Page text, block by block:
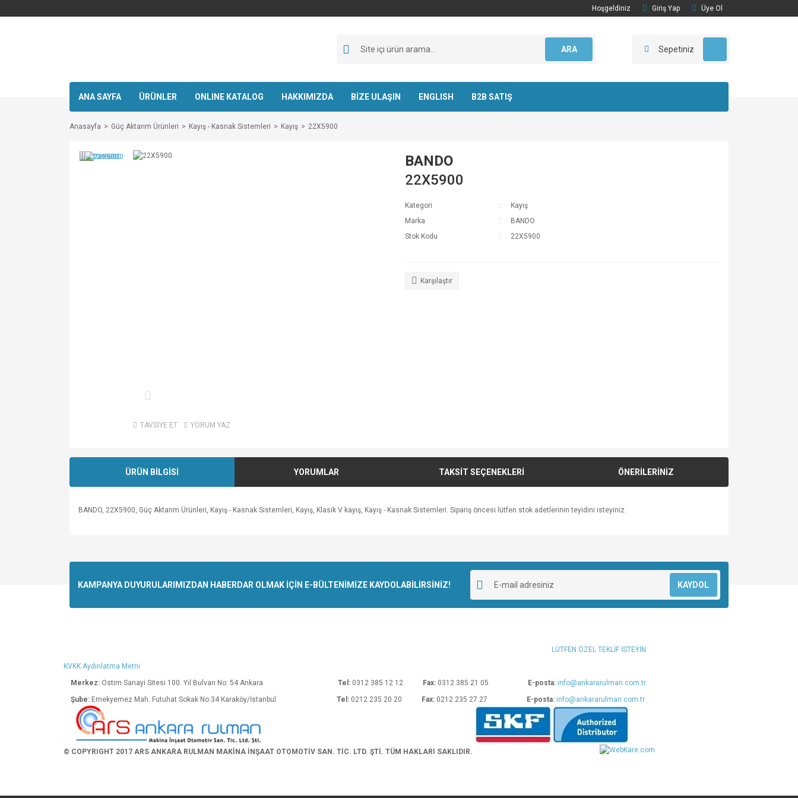
Hoşgeldiniz Giriş Yap Üye Ol
ARA Sepetiniz
ANA SAYFA ÜRÜNLER ONLINE KATALOG HAKKIMIZDA BİZE ULAŞIN ENGLISH B2B SATIŞ
Anasayfa Güç Aktarım Ürünleri Kayış - Kasnak Sistemleri Kayış 22X5900
TAVSİYE ET YORUM YAZ
BANDO
22X5900
Kategori
Kayış
Marka
BANDO
Stok Kodu
22X5900
Karşılaştır
ÜRÜN BİLGİSİ YORUMLAR TAKSİT SEÇENEKLERİ ÖNERİLERİNİZ
BANDO, 22X5900, Güç Aktarım Ürünleri, Kayış - Kasnak Sistemleri, Kayış, Klasik V kayış, Kayış - Kasnak Sistemleri. Sipariş öncesi lütfen stok adetlerinin teyidini isteyiniz.
Ürün resmi kalitesiz, bozuk veya görüntülenemiyor.
KAMPANYA DUYURULARIMIZDAN HABERDAR OLMAK İÇİN E-BÜLTENİMİZE KAYDOLABİLİRSİNİZ! KAYDOL
LÜTFEN ÖZEL TEKLİF İSTEYİN
KVKK Aydınlatma Metni
Merkez: Ostim Sanayi Sitesi 100. Yıl Bulvarı No: 54 Ankara Tel: 0312 385 12 12 Fax: 0312 385 21 05 E-posta: info@ankararulman.com.tr
Şube: Emekyemez Mah. Futuhat Sokak No:34 Karaköy/İstanbul Tel: 0212 235 20 20 Fax: 0212 235 27 27 E-posta: info@ankararulman.com.tr
© COPYRIGHT 2017 ARS ANKARA RULMAN MAKİNA İNŞAAT OTOMOTİV SAN. TİC. LTD. ŞTİ. TÜM HAKLARI SAKLIDIR.